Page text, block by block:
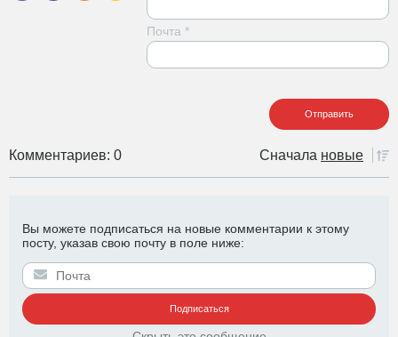
Почта *
Комментариев: 0 Сначала новые
Вы можете подписаться на новые комментарии к этому
посту, указав свою почту в поле ниже: